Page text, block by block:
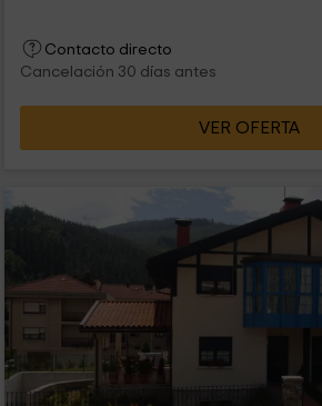
Contacto directo
Cancelación 30 días antes
VER OFERTA